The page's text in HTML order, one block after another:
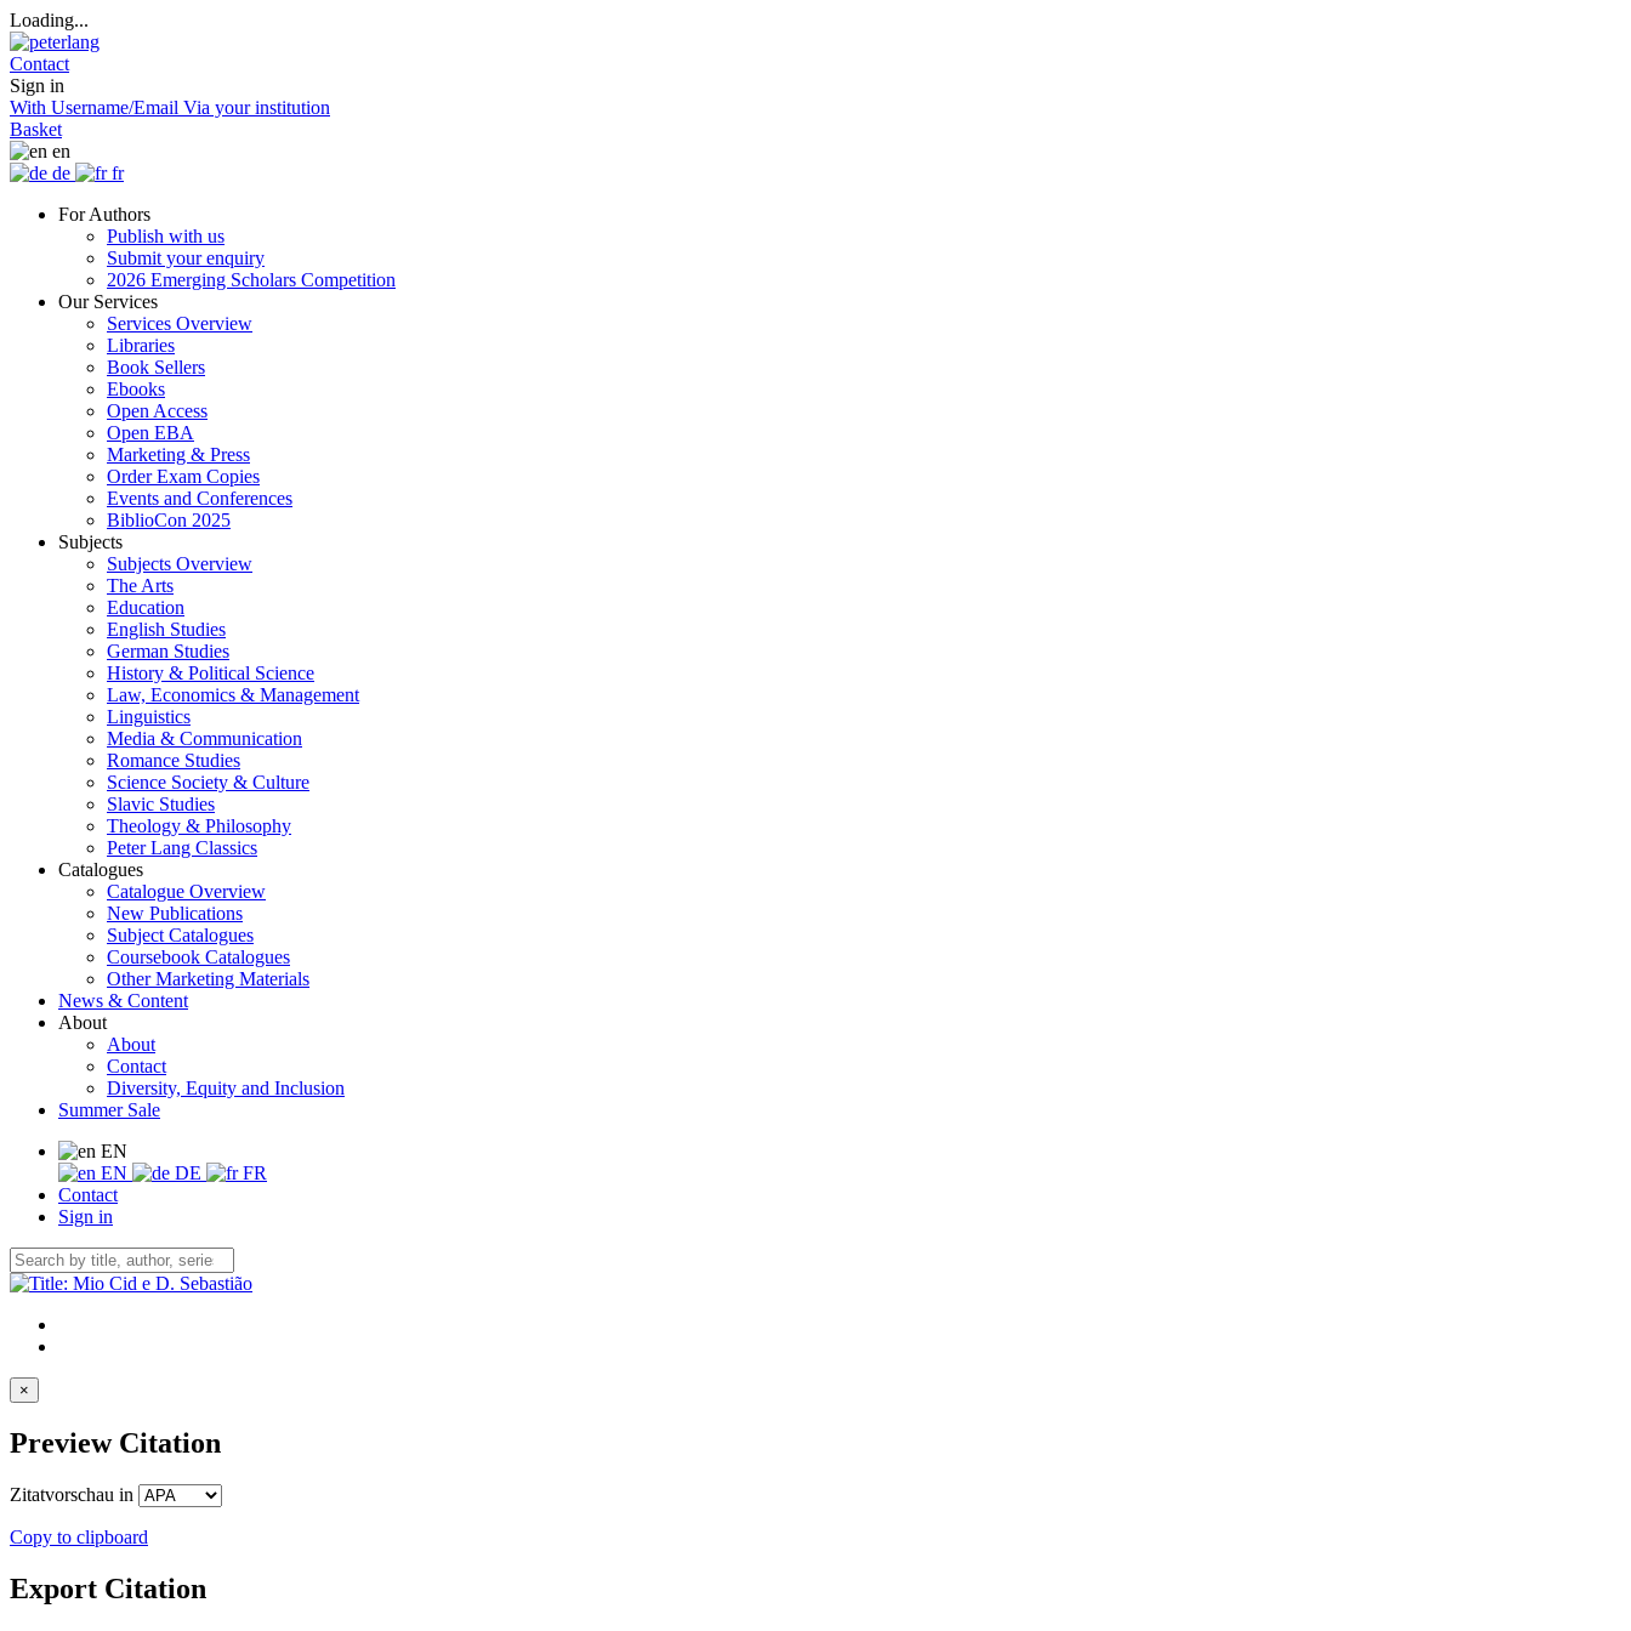
Loading...
Contact
Sign in
With Username/Email Via your institution
Basket
en
de
fr
For Authors
Publish with us
Submit your enquiry
2026 Emerging Scholars Competition
Our Services
Services Overview
Libraries
Book Sellers
Ebooks
Open Access
Open EBA
Marketing & Press
Order Exam Copies
Events and Conferences
BiblioCon 2025
Subjects
Subjects Overview
The Arts
Education
English Studies
German Studies
History & Political Science
Law, Economics & Management
Linguistics
Media & Communication
Romance Studies
Science Society & Culture
Slavic Studies
Theology & Philosophy
Peter Lang Classics
Catalogues
Catalogue Overview
New Publications
Subject Catalogues
Coursebook Catalogues
Other Marketing Materials
News & Content
About
About
Contact
Diversity, Equity and Inclusion
Summer Sale
EN
EN
DE
FR
Contact
Sign in
×
Preview Citation
Zitatvorschau in
Copy to clipboard
Export Citation